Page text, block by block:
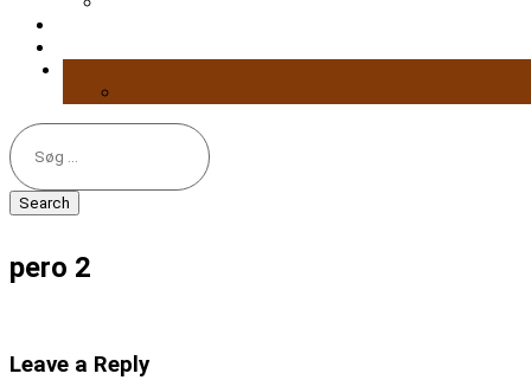
Search
for:
pero 2
Leave a Reply